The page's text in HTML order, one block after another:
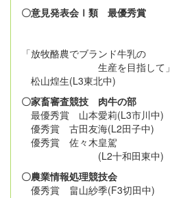
〇意見発表会Ⅰ類 最優秀賞
「放牧酪農でブランド牛乳の
生産を目指して」
松山煌生(L3東北中)
〇家畜審査競技 肉牛の部
最優秀賞 山本愛莉(L3市川中)
優秀賞 古田友海(L2田子中)
優秀賞 佐々木皇駕
(L2十和田東中)
〇農業情報処理競技会
優秀賞 畠山紗季(F3切田中)